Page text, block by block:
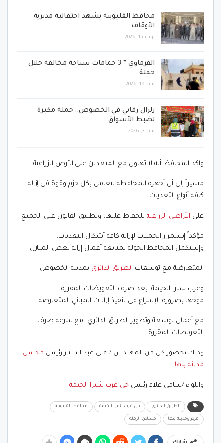
محافظ القليوبية يشهد احتفالية مديرية
الأوقاف…
يونيو 15, 2026
الفرماوي ” 3 حمامات سباحة مخالفة خلال
حملة…
مايو 19, 2026
زلزال رقابي في الخصوص.. حملة مكبرة
لضبط الأسواق…
مايو 3, 2026
واكد المحافظ أنه لا تهاون مع المتعدين على الأرض الزراعية ،
مشيراً إلى أن أجهزة المحافظة تتعامل بكل حزم وقوة فى إزالة
كافة أنواع التعديات
علي الأراضى الزراعية للحفاظ عليها، وتطبيق القانون على الجميع
مؤكداً إستمرار الحملات لإزالة كافة أشكال التعديات.
وإستكمل المحافظ الجولة بمتابعة أعمال إزالة بعض المنازل
المتعارضة مع توسعات الطريق الدائري بمدينة الخصوص
وغرب شبرا الخيمة، بعد صرف التعويضات المقررة .
موجها بضرورة الإسراع في تنفيذ إزالات المباني المتعارضة
مع أعمال توسعة وتطوير الطريق الدائري، مع سرعة صرف
التعويضات المقررة.
وذلك بحضور كل من المهندس / علي عبد الستار رئيس مجلس
مدينه بنها
واللواء /سامي علام رئيس حي غرب شبرا الخيمة
الطريق الدائري حي غرب شبرا الخيمة محافظ القليوبيه
مركز ومدينه بنها مساكن الرمله